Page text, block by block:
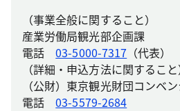
（事業全般に関すること）
産業労働局観光部企画課
電話03-5000-7317 （代表）
（詳細・申込方法に関すること
（公財）東京観光財団コンベ
電話03-5579-2684